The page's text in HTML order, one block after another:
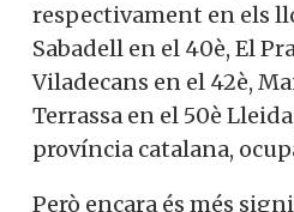
respectivament en els
Sabadell en el 40è, El
Viladecans en el 42è,
Terrassa en el 50è
província catalana,
Però encara és més